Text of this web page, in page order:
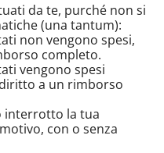
da te, purché non si
(una tantum):
non vengono spesi,
completo.
vengono spesi
a un rimborso
interrotto la tua
con o senza